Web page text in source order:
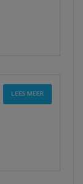
LEES MEER